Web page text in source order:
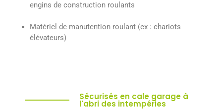
engins de construction roulants
Matériel de manutention roulant (ex : chariots
élévateurs)
Sécurisés en cale garage à
l'abri des intempéries